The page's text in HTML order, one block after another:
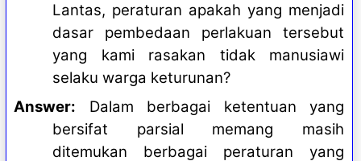
Lantas, peraturan apakah yang menjadi
dasar pembedaan perlakuan tersebut
yang kami rasakan tidak manusiawi
selaku warga keturunan?
Answer: Dalam berbagai ketentuan yang
bersifat parsial memang masih
ditemukan berbagai peraturan yang